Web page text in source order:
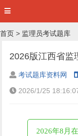
首页 > 监理员考试题库
2026版江西省监
考试题库资料网
2026/1/25
2026年8月